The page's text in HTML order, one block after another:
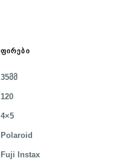
ᲤᲘᲠᲔᲑᲘ
35მმ
120
4×5
Polaroid
Fuji Instax